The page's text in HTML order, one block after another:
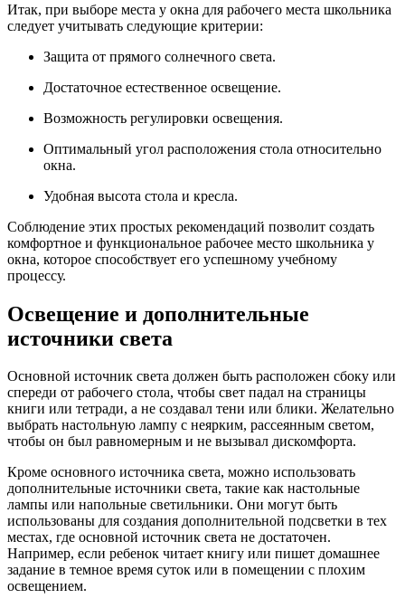
Итак, при выборе места у окна для рабочего места школьника
следует учитывать следующие критерии:
Защита от прямого солнечного света.
Достаточное естественное освещение.
Возможность регулировки освещения.
Оптимальный угол расположения стола относительно
окна.
Удобная высота стола и кресла.
Соблюдение этих простых рекомендаций позволит создать
комфортное и функциональное рабочее место школьника у
окна, которое способствует его успешному учебному
процессу.
Освещение и дополнительные
источники света
Основной источник света должен быть расположен сбоку или
спереди от рабочего стола, чтобы свет падал на страницы
книги или тетради, а не создавал тени или блики. Желательно
выбрать настольную лампу с неярким, рассеянным светом,
чтобы он был равномерным и не вызывал дискомфорта.
Кроме основного источника света, можно использовать
дополнительные источники света, такие как настольные
лампы или напольные светильники. Они могут быть
использованы для создания дополнительной подсветки в тех
местах, где основной источник света не достаточен.
Например, если ребенок читает книгу или пишет домашнее
задание в темное время суток или в помещении с плохим
освещением.